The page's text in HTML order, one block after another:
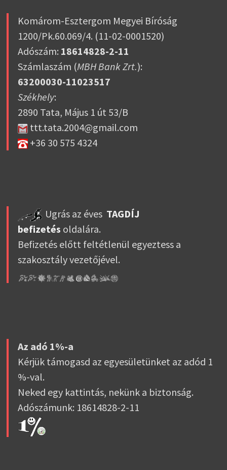
Komárom-Esztergom Megyei Bíróság
1200/Pk.60.069/4. (11-02-0001520)
Adószám: 18614828-2-11
Számlaszám (MBH Bank Zrt.):
63200030-11023517
Székhely:
2890 Tata, Május 1 út 53/B
ttt.tata.2004@gmail.com
+36 30 575 4324
Ugrás az éves TAGDÍJ
befizetés oldalára.
Befizetés előtt feltétlenül egyeztess a
szakosztály vezetőjével.
Az adó 1%-a
Kérjük támogasd az egyesületünket az adód 1
%-val.
Neked egy kattintás, nekünk a biztonság.
Adószámunk: 18614828-2-11